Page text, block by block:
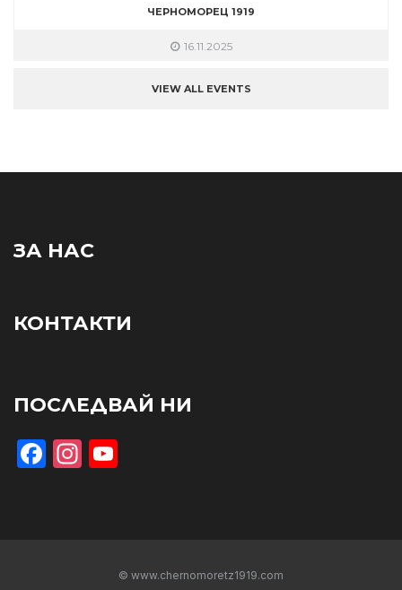
ЧЕРНОМОРЕЦ 1919
16.11.2025
VIEW ALL EVENTS
ЗА НАС
КОНТАКТИ
ПОСЛЕДВАЙ НИ
Facebook
Instagram
© www.chernomoretz1919.com